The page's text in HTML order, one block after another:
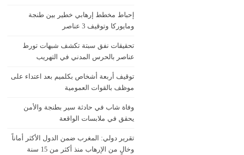
إحباط مخطط إرهابي خطير بين طنجة
ومايوركا وتوقيف 3 عناصر
تحقيقات نفق سبتة تكشف شبهات تورط
عناصر بالحرس المدني في التهريب
توقيف أربعة أشخاص بكلميم بعد اعتداء على
موظف بالقوات العمومية
وفاة شاب في حادثة سير بطنجة والأمن
يحقق في ملابسات الواقعة
تقرير دولي: المغرب ضمن الدول الأكثر أماناً
وخالٍ من الإرهاب منذ أكثر من 15 سنة